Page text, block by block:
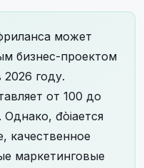
может
бизнес-проектом
году.
от 100 до
Однако, đòiается
качественное
маркетинговые